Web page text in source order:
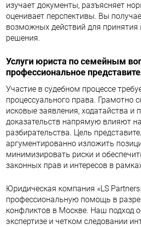
изучает документы, разъясняет
оценивает перспективы. Вы
возможных действий для принятия
решения.
Услуги юриста по семейным
профессиональное
Участие в судебном процессе
процессуального права. Грамотно
исковые заявления, ходатайства и
доказательств напрямую влияют
разбирательства. Цель
аргументированно изложить
минимизировать риски и
законных прав и интересов в
Юридическая компания «LS
профессиональную помощь в
конфликтов в Москве. Наш подход
экспертизе и четком следовании